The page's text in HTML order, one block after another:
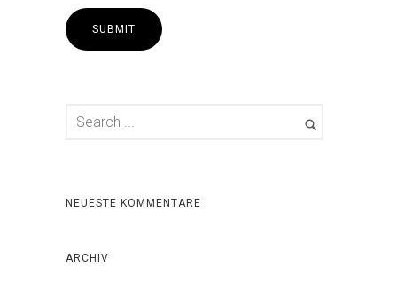
NEUESTE KOMMENTARE
ARCHIV